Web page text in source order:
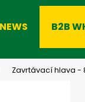
NEWS B2B
Zavrtávací hlava -